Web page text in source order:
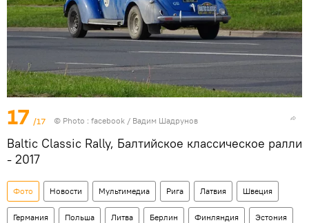
17 /17 © Photo : facebook / Вадим Шадрунов
Baltic Classic Rally, Балтийское классическое ралли
- 2017
Фото Новости Мультимедиа Рига Латвия Швеция
Германия Польша Литва Берлин Финляндия Эстония